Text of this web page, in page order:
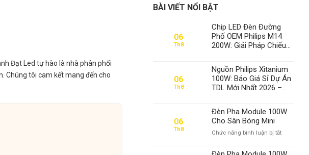
Đạt Led tự hào là nhà phân phối
Chúng tôi cam kết mang đến cho
BÀI VIẾT NỔI BẬT
06
Th8
Chip LED Đèn Đường
Phố OEM Philips M14
200W: Giải Pháp Chiếu
Định Vị Thế Số 1 Của
Thành Đạt LED
06
Th8
Nguồn Philips Xitanium
100W: Báo Giá Sỉ Dự Án
TDL Mới Nhất 2026 –
06
Th8
Đèn Pha Module 100W
Cho Sân Bóng Mini
Chức năng bình luận bị tắtở
Pha